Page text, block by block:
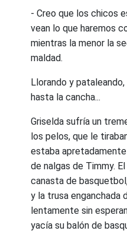
- Creo que los chicos
vean lo que haremos
mientras la menor la
maldad.
Llorando y
hasta la cancha...
Griselda sufría un
los pelos, que le
estaba
de nalgas de Timmy.
canasta de
y la trusa enganchada
lentamente sin
yacía su balón de